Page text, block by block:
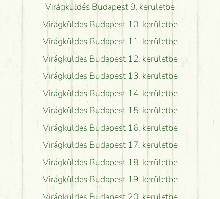
Virágküldés Budapest 9. kerületbe
Virágküldés Budapest 10. kerületbe
Virágküldés Budapest 11. kerületbe
Virágküldés Budapest 12. kerületbe
Virágküldés Budapest 13. kerületbe
Virágküldés Budapest 14. kerületbe
Virágküldés Budapest 15. kerületbe
Virágküldés Budapest 16. kerületbe
Virágküldés Budapest 17. kerületbe
Virágküldés Budapest 18. kerületbe
Virágküldés Budapest 19. kerületbe
Virágküldés Budapest 20. kerületbe